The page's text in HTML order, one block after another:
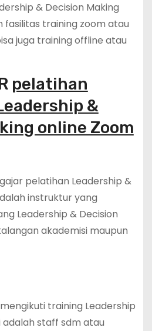
& Decision Making
training zoom atau
juga training offline atau
pelatihan
&
online Zoom
pelatihan Leadership &
instruktur yang
Leadership & Decision
akademisi maupun
training Leadership
adalah staff sdm atau